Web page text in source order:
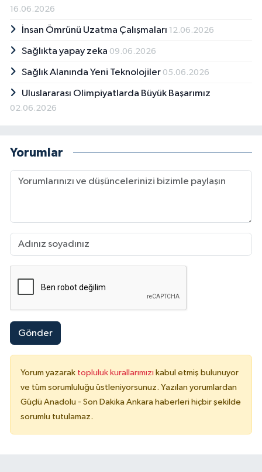
16.06.2026
İnsan Ömrünü Uzatma Çalışmaları 12.06.2026
Sağlıkta yapay zeka 09.06.2026
Sağlık Alanında Yeni Teknolojiler 05.06.2026
Uluslararası Olimpiyatlarda Büyük Başarımız
02.06.2026
Yorumlar
Gönder
Yorum yazarak topluluk kurallarımızı kabul etmiş bulunuyor
ve tüm sorumluluğu üstleniyorsunuz. Yazılan yorumlardan
Güçlü Anadolu - Son Dakika Ankara haberleri hiçbir şekilde
sorumlu tutulamaz.